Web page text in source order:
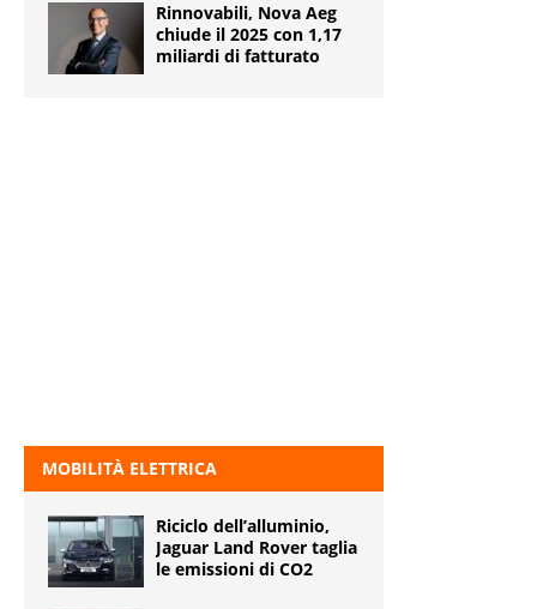
Rinnovabili, Nova Aeg
chiude il 2025 con 1,17
miliardi di fatturato
MOBILITÀ ELETTRICA
Riciclo dell’alluminio,
Jaguar Land Rover taglia
le emissioni di CO2